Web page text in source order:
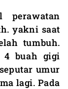
yakni saat
tumbuh.
4 buah gigi
umur
lagi. Pada